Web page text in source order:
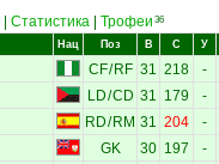
Статистика Трофеи 36
Нац Поз В С У
CF/RF 31 218 -
LD/CD 31 179 -
RD/ RM 31 204 -
GK 30 197 -